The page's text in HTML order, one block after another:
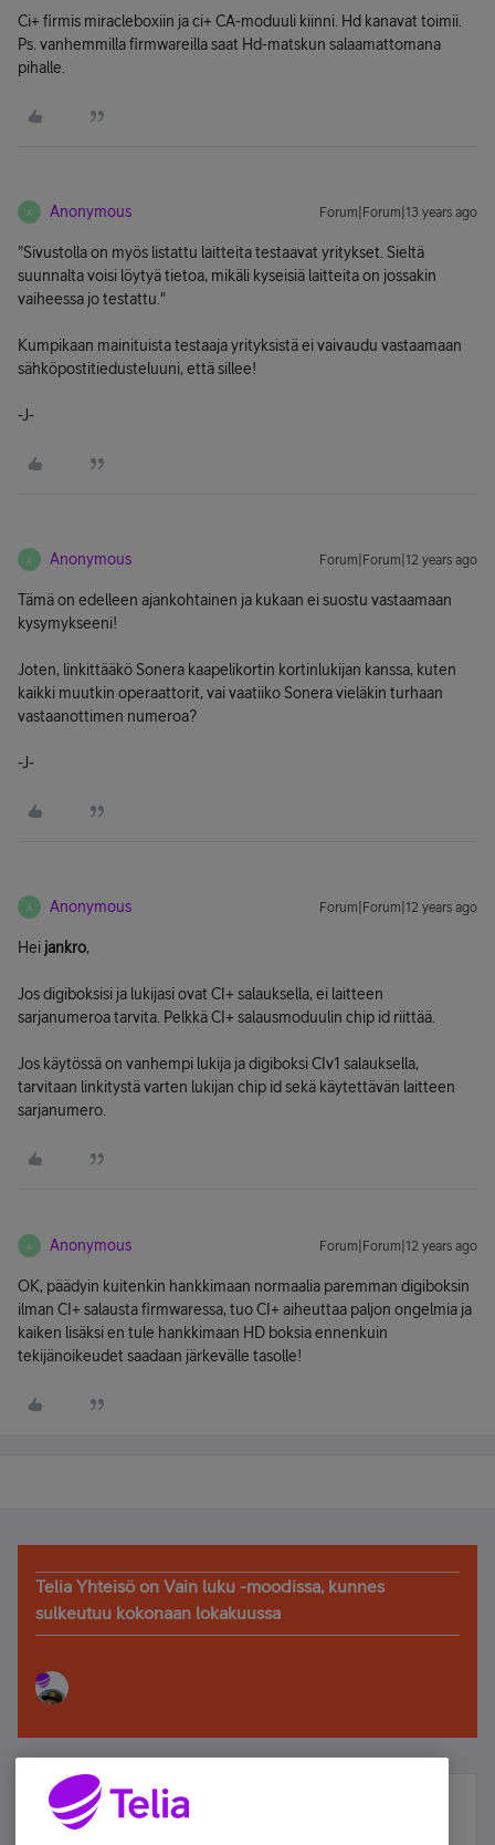
Ci+ firmis miracleboxiin ja ci+ CA-moduuli kiinni. Hd kanavat toimii.
Ps. vanhemmilla firmwareilla saat Hd-matskun salaamattomana
pihalle.
A Anonymous Forum|Forum|13 years ago
"Sivustolla on myös listattu laitteita testaavat yritykset. Sieltä
suunnalta voisi löytyä tietoa, mikäli kyseisiä laitteita on jossakin
vaiheessa jo testattu."
Kumpikaan mainituista testaaja yrityksistä ei vaivaudu vastaamaan
sähköpostitiedusteluuni, että sillee!
-J-
A Anonymous Forum|Forum|12 years ago
Tämä on edelleen ajankohtainen ja kukaan ei suostu vastaamaan
kysymykseeni!
Joten, linkittääkö Sonera kaapelikortin kortinlukijan kanssa, kuten
kaikki muutkin operaattorit, vai vaatiiko Sonera vieläkin turhaan
vastaanottimen numeroa?
-J-
A Anonymous Forum|Forum|12 years ago
Hei jankro,
Jos digiboksisi ja lukijasi ovat CI+ salauksella, ei laitteen
sarjanumeroa tarvita. Pelkkä CI+ salausmoduulin chip id riittää.
Jos käytössä on vanhempi lukija ja digiboksi CIv1 salauksella,
tarvitaan linkitystä varten lukijan chip id sekä käytettävän laitteen
sarjanumero.
A Anonymous Forum|Forum|12 years ago
OK, päädyin kuitenkin hankkimaan normaalia paremman digiboksin
ilman CI+ salausta firmwaressa, tuo CI+ aiheuttaa paljon ongelmia ja
kaiken lisäksi en tule hankkimaan HD boksia ennenkuin
tekijänoikeudet saadaan järkevälle tasolle!
Telia Yhteisö on Vain luku -moodissa, kunnes
sulkeutuu kokonaan lokakuussa
Älä jää paitsi – osallistu ja voita!